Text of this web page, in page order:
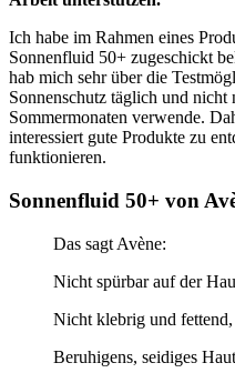
Ich habe im Rahmen eines
Sonnenfluid 50+ zugeschickt
hab mich sehr über die
Sonnenschutz täglich und nicht
Sommermonaten verwende.
interessiert gute Produkte zu
funktionieren.
Sonnenfluid 50+ von
Das sagt Avène:
Nicht spürbar auf der
Nicht klebrig und
Beruhigens, seidiges